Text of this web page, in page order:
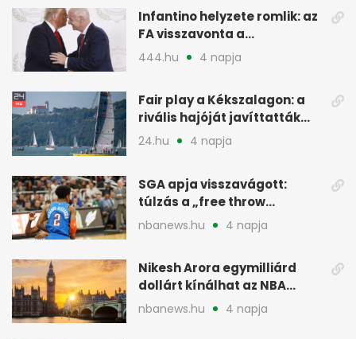
Infantino helyzete romlik: az
FA visszavonta a
támogatását, jöhet a
444.hu 4 napja
Fair play a Kékszalagon: a
rivális hajóját javíttatták
meg
24.hu 4 napja
SGA apja visszavágott:
túlzás a „free throw
merchant” címke?
nbanews.hu 4 napja
Nikesh Arora egymilliárd
dollárt kínálhat az NBA
Europe londoni csapatáért
nbanews.hu 4 napja